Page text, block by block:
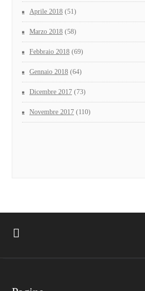
Aprile 2018 (51)
Marzo 2018 (58)
Febbraio 2018 (69)
Gennaio 2018 (64)
Dicembre 2017 (73)
Novembre 2017 (110)